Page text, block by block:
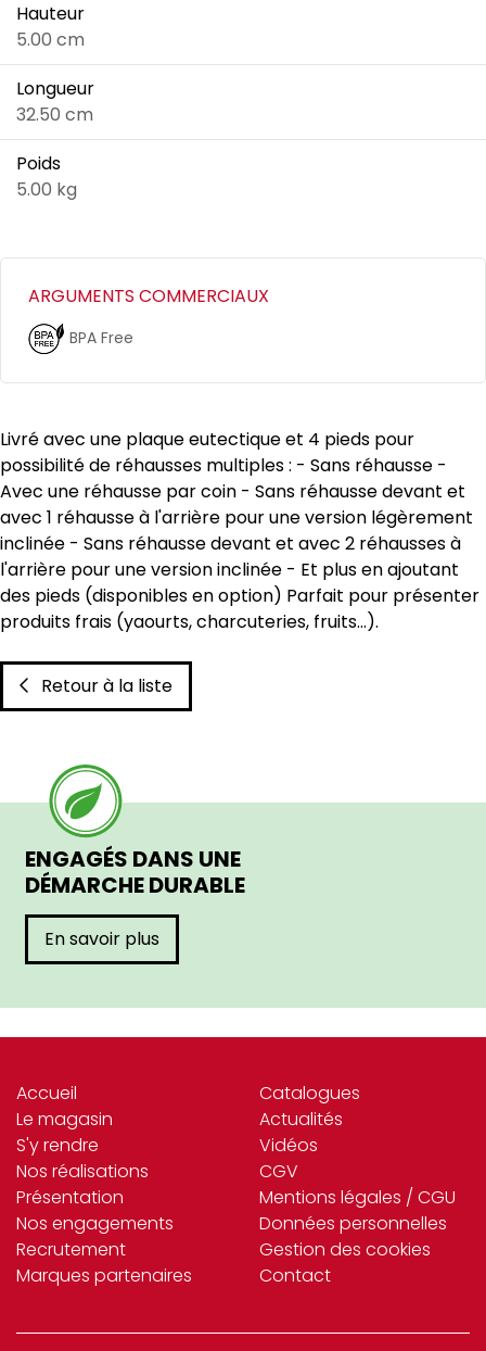
Hauteur
5.00 cm
Longueur
32.50 cm
Poids
5.00 kg
ARGUMENTS COMMERCIAUX
BPA Free
Livré avec une plaque eutectique et 4 pieds pour
possibilité de réhausses multiples : - Sans réhausse -
Avec une réhausse par coin - Sans réhausse devant et
avec 1 réhausse à l'arrière pour une version légèrement
inclinée - Sans réhausse devant et avec 2 réhausses à
l'arrière pour une version inclinée - Et plus en ajoutant
des pieds (disponibles en option) Parfait pour présenter
produits frais (yaourts, charcuteries, fruits...).
Retour à la liste
ENGAGÉS DANS UNE
DÉMARCHE DURABLE
En savoir plus
Accueil
Le magasin
S'y rendre
Nos réalisations
Présentation
Nos engagements
Recrutement
Marques partenaires
Catalogues
Actualités
Vidéos
CGV
Mentions légales / CGU
Données personnelles
Gestion des cookies
Contact